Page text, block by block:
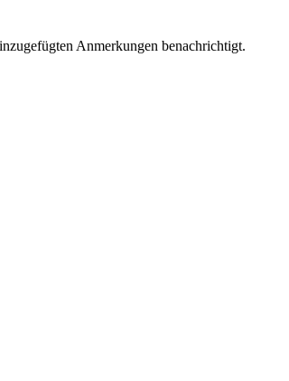
Anmerkungen benachrichtigt.